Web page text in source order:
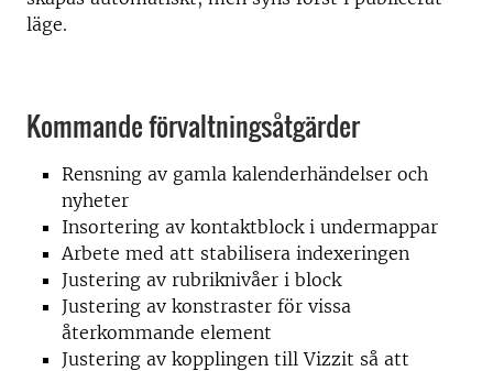
läge.
Kommande förvaltningsåtgärder
Rensning av gamla kalenderhändelser och
nyheter
Insortering av kontaktblock i undermappar
Arbete med att stabilisera indexeringen
Justering av rubriknivåer i block
Justering av konstraster för vissa
återkommande element
Justering av kopplingen till Vizzit så att